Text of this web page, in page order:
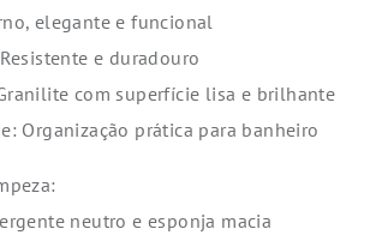
elegante e funcional
e duradouro
com superfície lisa e brilhante
Organização prática para banheiro
neutro e esponja macia